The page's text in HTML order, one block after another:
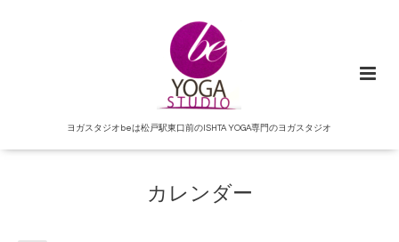
ヨガスタジオbeは松戸駅東口前のISHTA YOGA専門のヨガスタジオ
カレンダー